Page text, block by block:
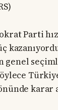
Parti
genel
karar